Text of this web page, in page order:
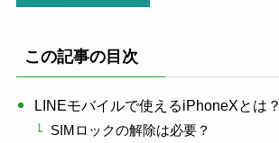
この記事の目次
LINEモバイルで使えるiPhoneXとは？
SIMロックの解除は必要？